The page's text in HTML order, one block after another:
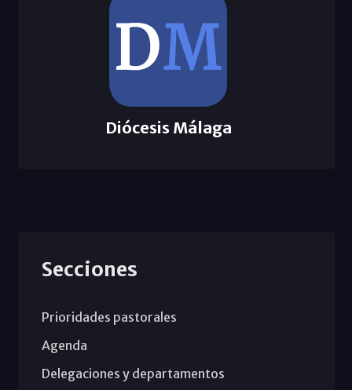
Diócesis Málaga
Secciones
Prioridades pastorales
Agenda
Delegaciones y departamentos